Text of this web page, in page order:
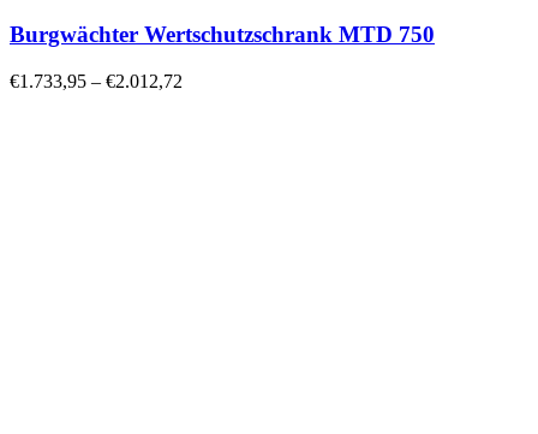
Burgwächter Wertschutzschrank MTD 750
€1.733,95 – €2.012,72